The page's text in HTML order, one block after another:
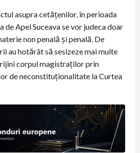
asupra cetățenilor, în perioada
de Apel Suceava se vor judeca doar
non penală și penală. De
au hotărât să sesizeze mai multe
corpul magistraților prin
de neconstituționalitate la Curtea